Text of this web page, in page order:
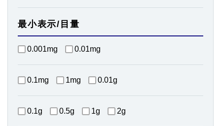
最小表示/目量
0.001mg 0.01mg
0.1mg 1mg 0.01g
0.1g 0.5g 1g 2g